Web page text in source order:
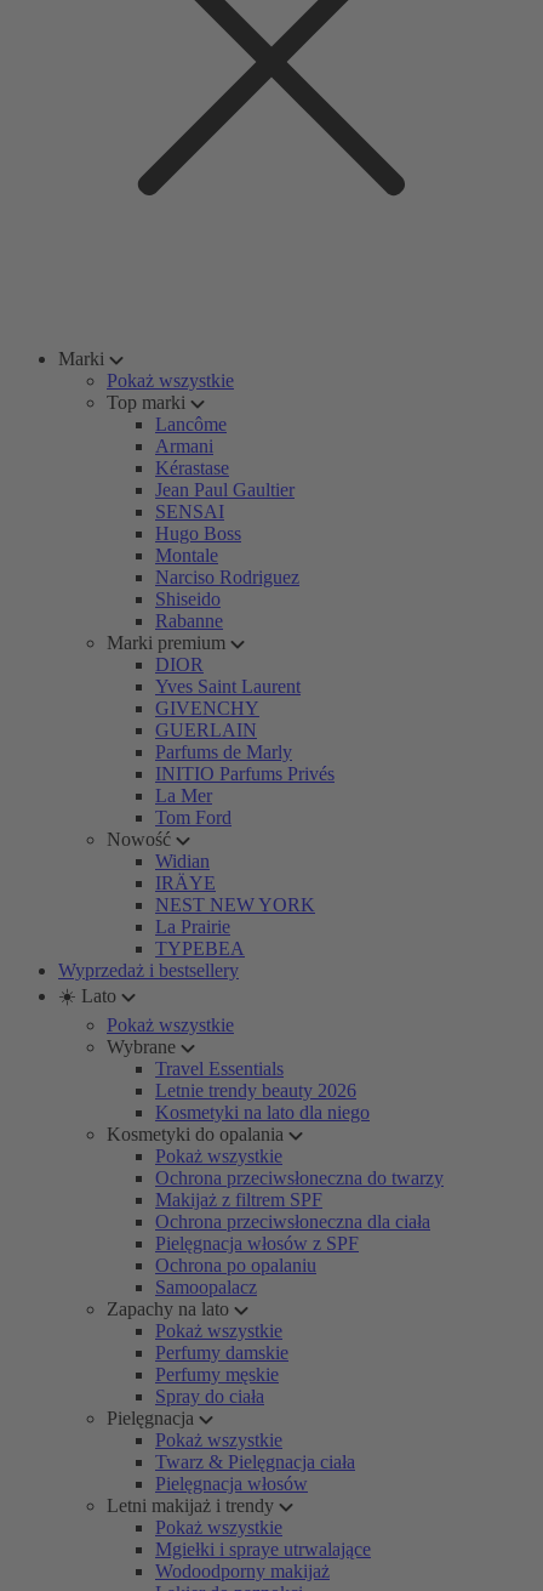
Marki
Pokaż wszystkie
Top marki
Lancôme
Armani
Kérastase
Jean Paul Gaultier
SENSAI
Hugo Boss
Montale
Narciso Rodriguez
Shiseido
Rabanne
Marki premium
DIOR
Yves Saint Laurent
GIVENCHY
GUERLAIN
Parfums de Marly
INITIO Parfums Privés
La Mer
Tom Ford
Nowość
Widian
IRÄYE
NEST NEW YORK
La Prairie
TYPEBEA
Wyprzedaż i bestsellery
☀️ Lato
Pokaż wszystkie
Wybrane
Travel Essentials
Letnie trendy beauty 2026
Kosmetyki na lato dla niego
Kosmetyki do opalania
Pokaż wszystkie
Ochrona przeciwsłoneczna do twarzy
Makijaż z filtrem SPF
Ochrona przeciwsłoneczna dla ciała
Pielęgnacja włosów z SPF
Ochrona po opalaniu
Samoopalacz
Zapachy na lato
Pokaż wszystkie
Perfumy damskie
Perfumy męskie
Spray do ciała
Pielęgnacja
Pokaż wszystkie
Twarz & Pielęgnacja ciała
Pielęgnacja włosów
Letni makijaż i trendy
Pokaż wszystkie
Mgiełki i spraye utrwalające
Wodoodporny makijaż